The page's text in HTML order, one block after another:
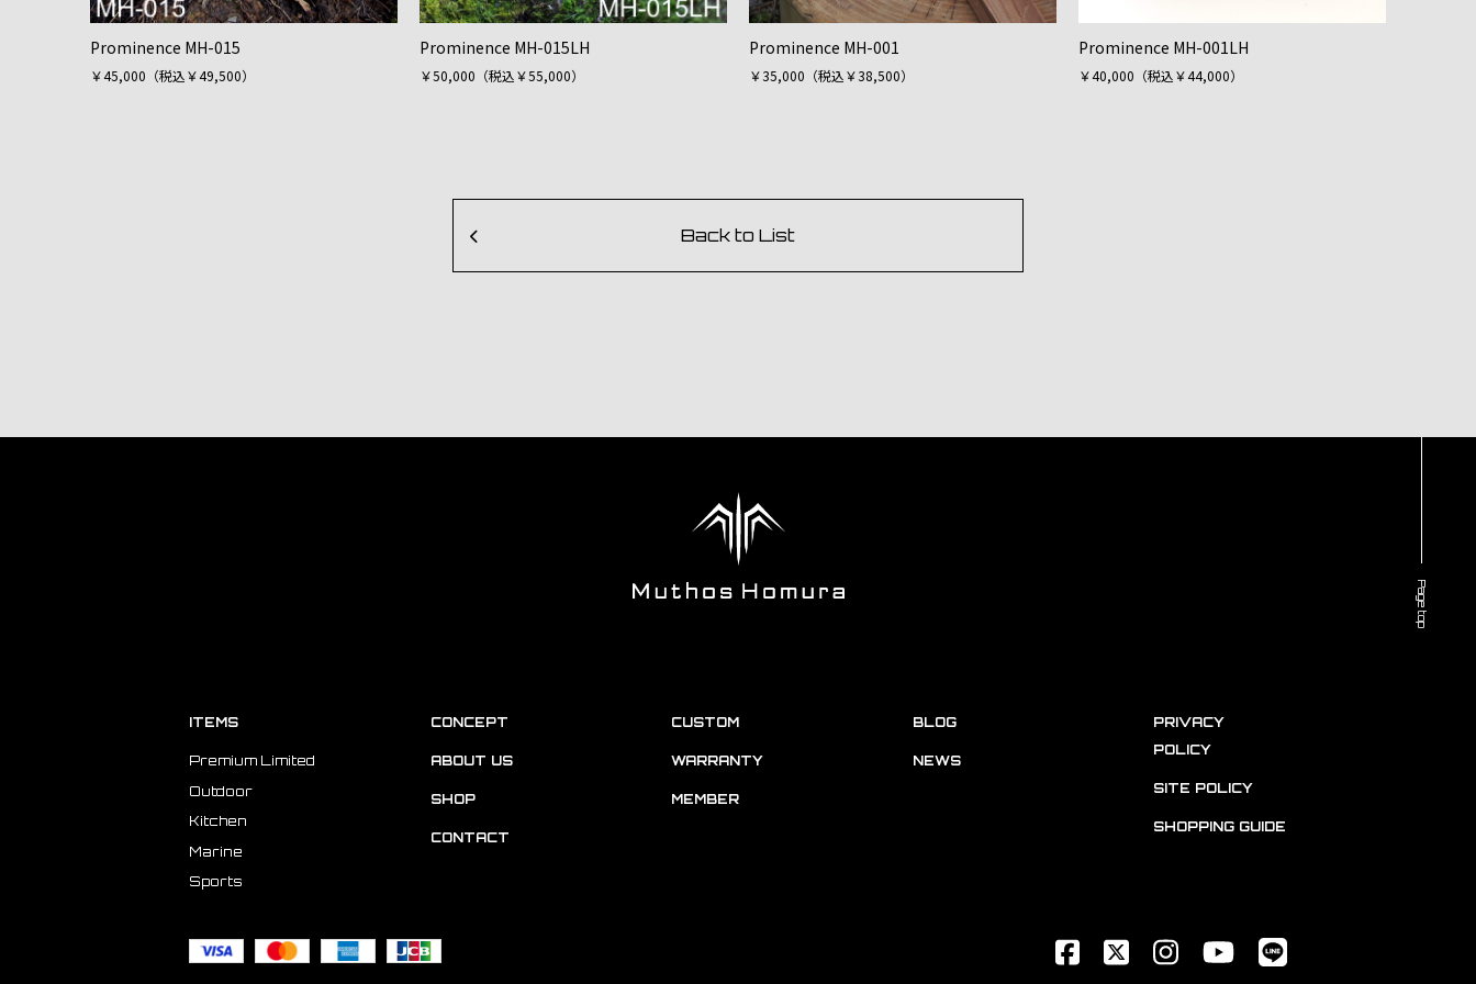
Prominence MH-015
￥45,000（税込￥49,500）
Prominence MH-015LH
￥50,000（税込￥55,000）
Prominence MH-001
￥35,000（税込￥38,500）
Prominence MH-001LH
￥40,000（税込￥44,000）
Back to List
ITEMS
Premium Limited
Outdoor
Kitchen
Marine
Sports
CONCEPT
ABOUT US
SHOP
CONTACT
CUSTOM
WARRANTY
MEMBER
BLOG
NEWS
PRIVACY
POLICY
SITE POLICY
SHOPPING GUIDE
Page top